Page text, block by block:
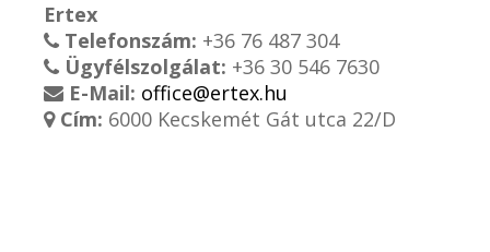
Ertex
Telefonszám: +36 76 487 304
Ügyfélszolgálat: +36 30 546 7630
E-Mail: office@ertex.hu
Cím: 6000 Kecskemét Gát utca 22/D